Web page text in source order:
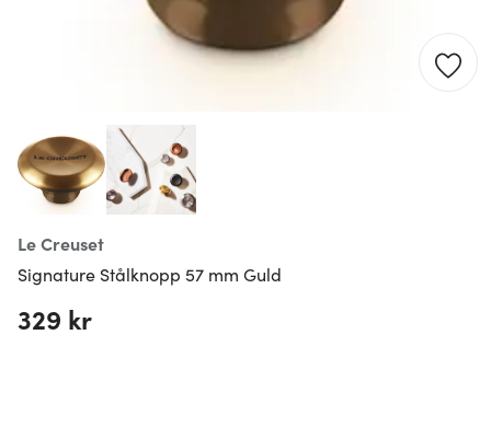
Le Creuset
Signature Stålknopp 57 mm Guld
329 kr